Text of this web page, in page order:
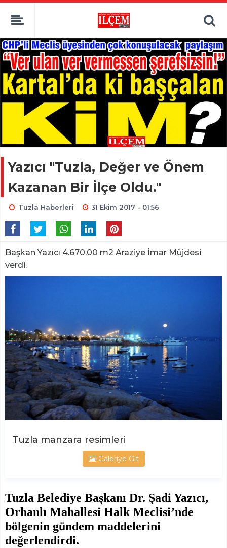
Yazıcı "Tuzla, Değer ve Önem
Kazanan Bir İlçe Oldu."
Tuzla Haberleri 31 Ekim 2017 - 01:56
Başkan Yazıcı 4.670.00 m2 Araziye İmar Müjdesi
verdi.
Tuzla manzara resimleri
Galeriye Git
Tuzla Belediye Başkanı Dr. Şadi Yazıcı,
Orhanlı Mahallesi Halk Meclisi’nde
bölgenin gündem maddelerini
değerlendirdi.